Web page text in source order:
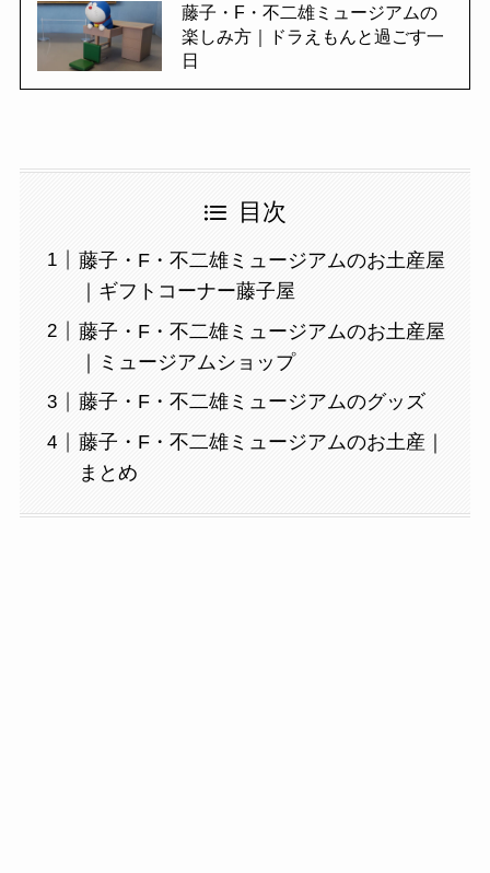
藤子・F・不二雄ミュージアムの
楽しみ方｜ドラえもんと過ごす一
日
目次
藤子・F・不二雄ミュージアムのお土産屋
｜ギフトコーナー藤子屋
藤子・F・不二雄ミュージアムのお土産屋
｜ミュージアムショップ
藤子・F・不二雄ミュージアムのグッズ
藤子・F・不二雄ミュージアムのお土産｜
まとめ